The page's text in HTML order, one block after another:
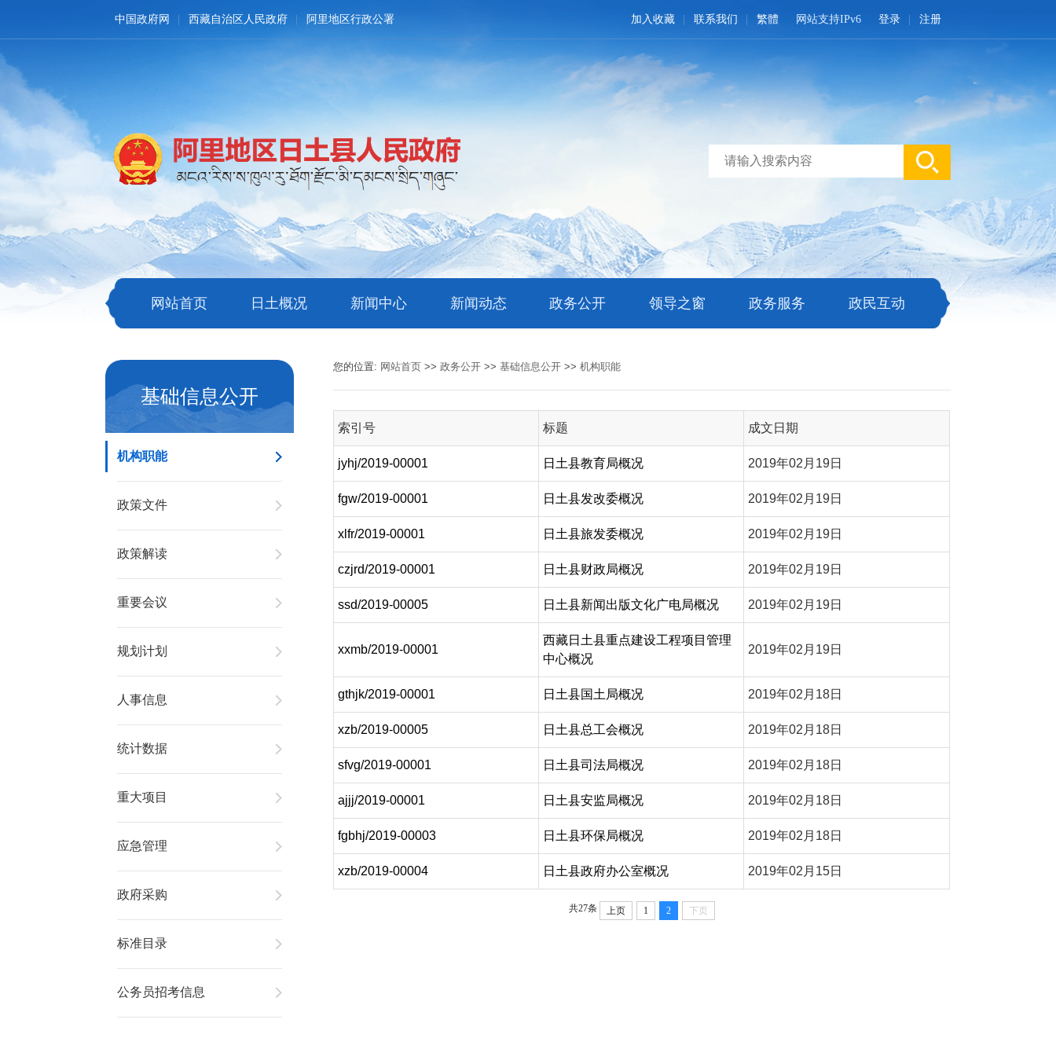
中国政府网 西藏自治区人民政府 阿里地区行政公署 登录 注册
网站支持IPv6
加入收藏 联系我们 繁體
网站首页 日土概况 新闻中心 新闻动态 政务公开 领导之窗 政务服务 政民互动
基础信息公开
机构职能
政策文件
政策解读
重要会议
规划计划
人事信息
统计数据
重大项目
应急管理
政府采购
标准目录
公务员招考信息
您的位置: 网站首页 >>政务公开 >>基础信息公开 >>机构职能
索引号 标题 成文日期
jyhj/2019-00001 日土县教育局概况 2019年02月19日
fgw/2019-00001 日土县发改委概况 2019年02月19日
xlfr/2019-00001 日土县旅发委概况 2019年02月19日
czjrd/2019-00001 日土县财政局概况 2019年02月19日
ssd/2019-00005 日土县新闻出版文化广电局概况 2019年02月19日
xxmb/2019-00001
西藏日土县重点建设工程项目管理
中心概况
2019年02月19日
gthjk/2019-00001 日土县国土局概况 2019年02月18日
xzb/2019-00005 日土县总工会概况 2019年02月18日
sfvg/2019-00001 日土县司法局概况 2019年02月18日
ajjj/2019-00001 日土县安监局概况 2019年02月18日
fgbhj/2019-00003 日土县环保局概况 2019年02月18日
xzb/2019-00004 日土县政府办公室概况 2019年02月15日
共27条 上页 1 2 下页